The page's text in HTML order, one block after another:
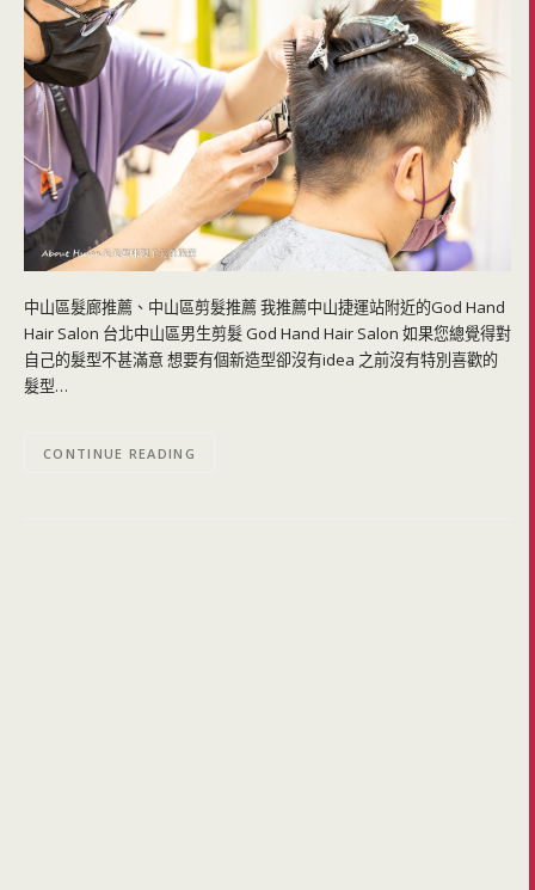
中山區髮廊推薦、中山區剪髮推薦 我推薦中山捷運站附近的God Hand
Hair Salon 台北中山區男生剪髮 God Hand Hair Salon 如果您總覺得對
自己的髮型不甚滿意 想要有個新造型卻沒有idea 之前沒有特別喜歡的
髮型…
CONTINUE READING